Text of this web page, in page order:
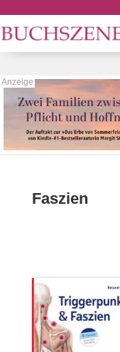
Faszien